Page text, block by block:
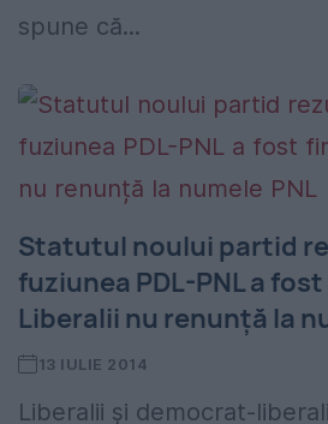
spune că...
Statutul noului partid
fuziunea PDL-PNL a
Liberalii nu renunță la
13 IULIE 2014
Liberalii și democrat-